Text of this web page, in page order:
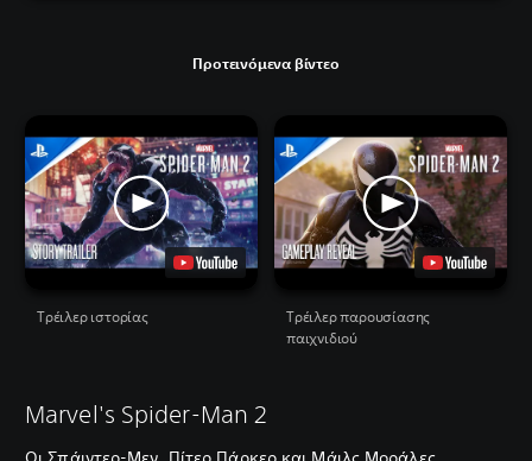
Προτεινόμενα βίντεο
Τρέιλερ ιστορίας
Τρέιλερ παρουσίασης
παιχνιδιού
Marvel's Spider-Man 2